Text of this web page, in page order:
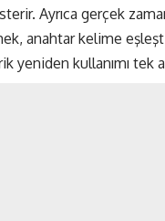
Ayrıca gerçek
anahtar kelime
yeniden kullanımı tek